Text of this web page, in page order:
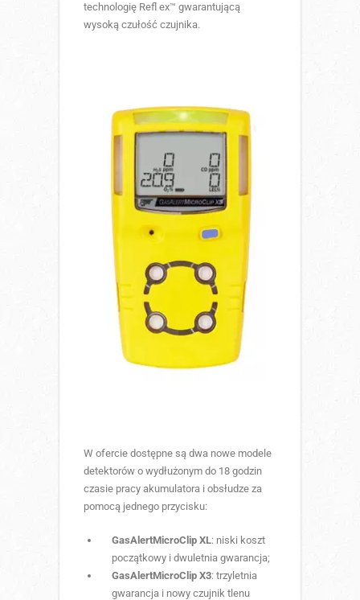
technologię Refl ex™ gwarantującą
wysoką czułość czujnika.
W ofercie dostępne są dwa nowe modele
detektorów o wydłużonym do 18 godzin
czasie pracy akumulatora i obsłudze za
pomocą jednego przycisku:
GasAlertMicroClip XL: niski koszt
początkowy i dwuletnia gwarancja;
GasAlertMicroClip X3: trzyletnia
gwarancja i nowy czujnik tlenu